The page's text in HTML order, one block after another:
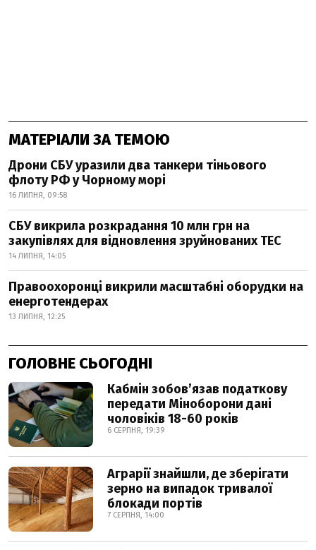
МАТЕРІАЛИ ЗА ТЕМОЮ
Дрони СБУ уразили два танкери тіньового
флоту РФ у Чорному морі
16 ЛИПНЯ, 09:58
СБУ викрила розкрадання 10 млн грн на
закупівлях для відновлення зруйнованих ТЕС
14 ЛИПНЯ, 14:05
Правоохоронці викрили масштабні оборудки на
енерготендерах
13 ЛИПНЯ, 12:25
ГОЛОВНЕ СЬОГОДНІ
Кабмін зобовʼязав податкову
передати Міноборони дані
чоловіків 18-60 років
6 СЕРПНЯ, 19:39
Аграрії знайшли, де зберігати
зерно на випадок тривалої
блокади портів
7 СЕРПНЯ, 14:00